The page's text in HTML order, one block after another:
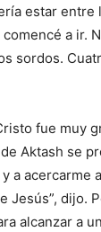
estar entre
a ir.
sordos.
fue muy
Aktash se
a acercarme
Jesús”, dijo.
alcanzar a